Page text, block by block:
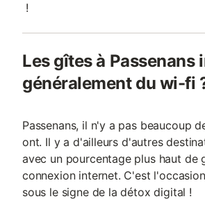
!
Les gîtes à
généralement du wi-fi
Passenans, il n'y a pas beaucoup
ont. Il y a d'ailleurs d'autres
avec un pourcentage plus haut de
connexion internet. C'est
sous le signe de la détox digital !